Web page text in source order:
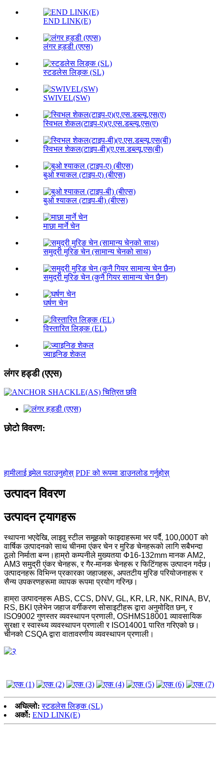
END LINK(E)
लंगर हड्डी (एएस)
स्टडलेस लिङ्क (SL)
SWIVEL(SW)
स्विभल शेकल(टाइप-ए)(ए.एस.डब्ल्यू.एस(ए)
स्विभल शेकल(टाइप-बी)(ए.एस.डब्ल्यू.एस(बी)
बुओ श्याकल (टाइप-ए) (बीएस)
बुओ श्याकल (टाइप-बी) (बीएस)
माछा मार्ने चेन
समुद्री मुरिङ चेन (सामान्य चेनको साथ)
समुद्री मुरिङ चेन (कुनै गियर सामान्य चेन छैन)
घर्षण चेन
विस्तारित लिङ्क (EL)
ज्वाइनिङ शेकल
लंगर हड्डी (एएस)
छोटो विवरण:
हामीलाई इमेल पठाउनुहोस् PDF को रूपमा डाउनलोड गर्नुहोस्
उत्पादन विवरण
उत्पादन ट्यागहरू
स्थापना भएदेखि, लाइवु स्टील समूहको फाइदाहरूमा भर पर्दै, 100,000T को
वार्षिक उत्पादनको साथ चीनमा एंकर चेन र मुरिङ चेनहरूको लागि सबैभन्दा
ठूलो निर्माता बन्न।हाम्रो कम्पनीले मुख्यतया Φ16-132mm मानक AM2,
AM3 समुद्री एंकर चेनहरू, र गैर-मानक चेनहरू र फिटिंगहरू उत्पादन गर्दछ।
उत्पादनहरू विभिन्न प्रकारका जहाजहरू, अपतटीय मुरिङ परियोजनाहरू र
सैन्य उपकरणहरूमा व्यापक रूपमा प्रयोग गरिन्छ।
हाम्रा उत्पादनहरू ABS, CCS, DNV, GL, KR, LR, NK, RINA, BV,
RS, BKI एलेभेन जहाज वर्गीकरण सोसाइटीहरू द्वारा अनुमोदित छन्, र
ISO9002 गुणस्तर व्यवस्थापन प्रणाली, OSHMS18001 व्यावसायिक
सुरक्षा र स्वास्थ्य व्यवस्थापन प्रणाली र ISO14001 पारित गरिएको छ।
चीनको CSQA द्वारा वातावरणीय व्यवस्थापन प्रणाली।
अघिल्लो: स्टडलेस लिङ्क (SL)
अर्को: END LINK(E)